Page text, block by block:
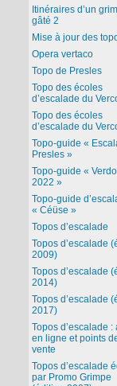
Itinéraires d’un
gâté 2
Mise à jour des
Opera vertaco
Topo de Presles
Topo des écoles
d’escalade du
Topo des écoles
d’escalade du
Topo-guide «
Presles »
Topo-guide «
2022 »
Topo-guide
« Céüse »
Topos d’escalade
Topos d’escalade
2009)
Topos d’escalade
2014)
Topos d’escalade
2017)
Topos d’escalade :
en ligne et points
vente
Topos d’escalade
par Promo Grimpe